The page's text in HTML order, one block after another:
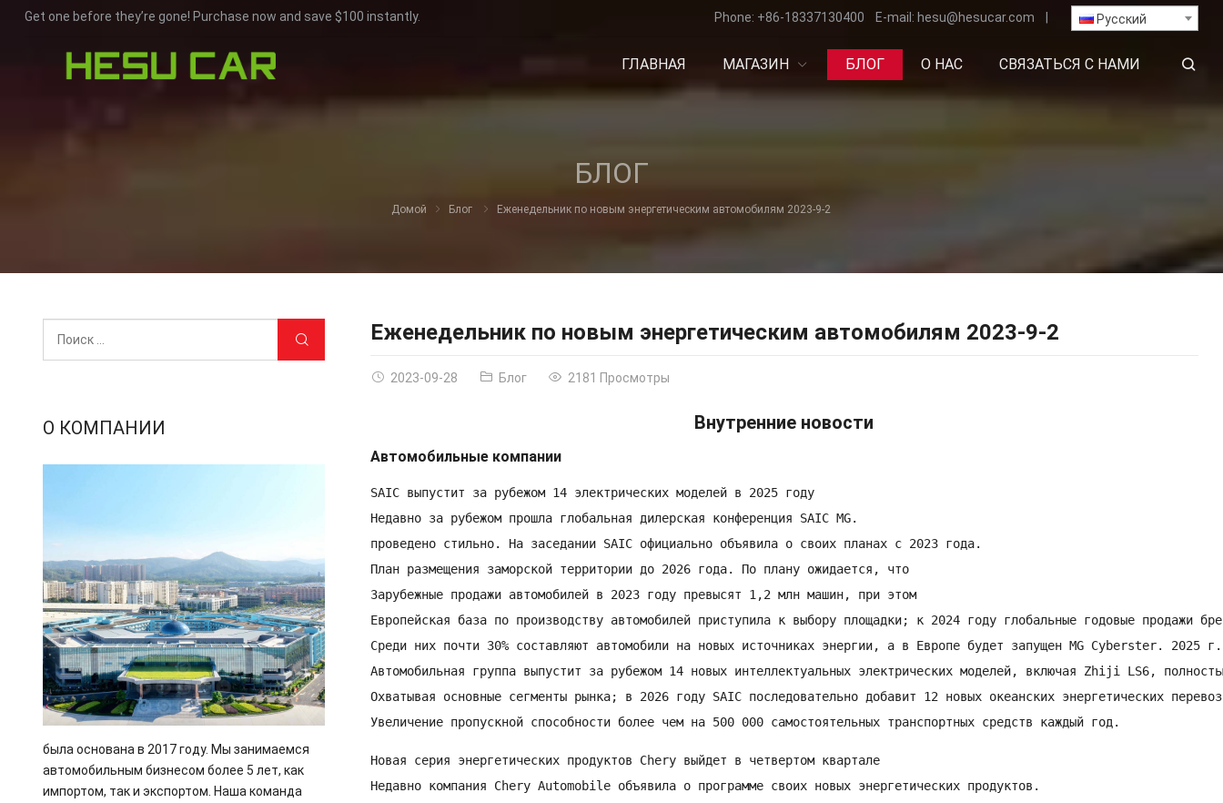
Get one before they’re gone! Purchase now and save $100 instantly. Phone: +86-18337130400 E-mail: hesu@hesucar.com Русский
ГЛАВНАЯ МАГАЗИН БЛОГ О НАС СВЯЗАТЬСЯ С НАМИ
БЛОГ
Домой Блог Еженедельник по новым энергетическим автомобилям 2023-9-2
Еженедельник по новым энергетическим автомобилям 2023-9-2
2023-09-28 Блог 2181 Просмотры
Внутренние новости
Автомобильные компании
SAIC выпустит за рубежом 14 электрических моделей в 2025 году
Недавно за рубежом прошла глобальная дилерская конференция SAIC MG.
проведено стильно. На заседании SAIC официально объявила о своих планах с 2023 года.
План размещения заморской территории до 2026 года. По плану ожидается, что
Зарубежные продажи автомобилей в 2023 году превысят 1,2 млн машин, при этом
Европейская база по производству автомобилей приступила к выбору площадки; к 2024 году глобальные годовые продажи
Среди них почти 30% составляют автомобили на новых источниках энергии, а в Европе будет запущен MG Cyberster. 2025
Автомобильная группа выпустит за рубежом 14 новых интеллектуальных электрических моделей, включая Zhiji LS6,
Охватывая основные сегменты рынка; в 2026 году SAIC последовательно добавит 12 новых океанских энергетических
Новая серия энергетических продуктов Chery выйдет в четвертом квартале
Недавно компания Chery Automobile объявила о программе своих новых энергетических продуктов.
О КОМПАНИИ
была основана в 2017 году. Мы занимаемся
автомобильным бизнесом более 5 лет, как
импортом, так и экспортом. Наша команда